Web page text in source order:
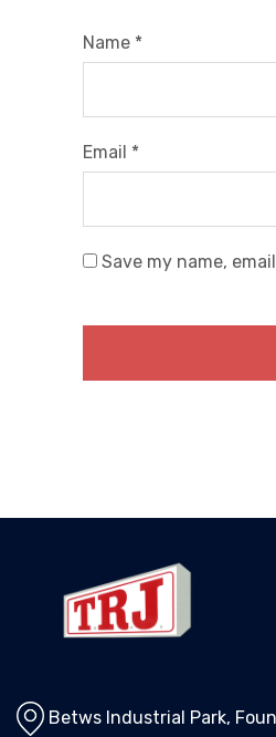
Name *
Email *
Save my name,
Betws Industrial Park,